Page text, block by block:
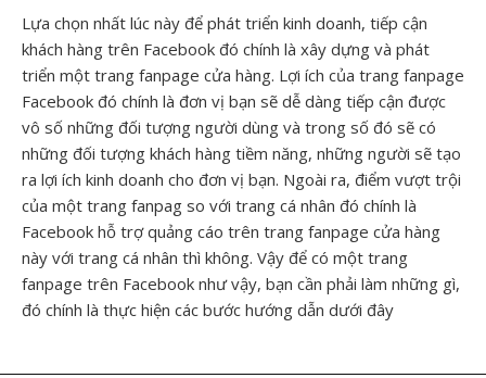
Lựa chọn nhất lúc này để phát triển kinh doanh, tiếp cận
khách hàng trên Facebook đó chính là xây dựng và phát
triển một trang fanpage cửa hàng. Lợi ích của trang fanpage
Facebook đó chính là đơn vị bạn sẽ dễ dàng tiếp cận được
vô số những đối tượng người dùng và trong số đó sẽ có
những đối tượng khách hàng tiềm năng, những người sẽ tạo
ra lợi ích kinh doanh cho đơn vị bạn. Ngoài ra, điểm vượt trội
của một trang fanpag so với trang cá nhân đó chính là
Facebook hỗ trợ quảng cáo trên trang fanpage cửa hàng
này với trang cá nhân thì không. Vậy để có một trang
fanpage trên Facebook như vậy, bạn cần phải làm những gì,
đó chính là thực hiện các bước hướng dẫn dưới đây